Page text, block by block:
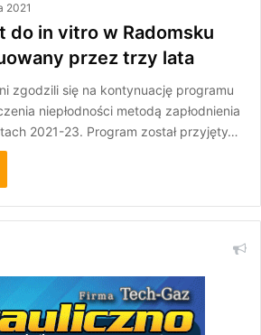
2021
do in vitro w Radomsku
przez trzy lata
zgodzili się na kontynuację programu
niepłodności metodą zapłodnienia
2021-23. Program został przyjęty…